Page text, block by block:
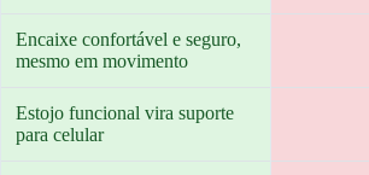
Encaixe confortável e seguro,
mesmo em movimento
Estojo funcional vira suporte
para celular